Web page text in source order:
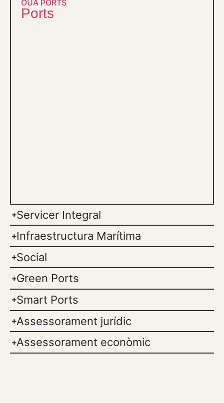
OUA PORTS
Ports
Servicer Integral
Infraestructura Marítima
Social
Green Ports
Smart Ports
Assessorament jurídic
Assessorament econòmic